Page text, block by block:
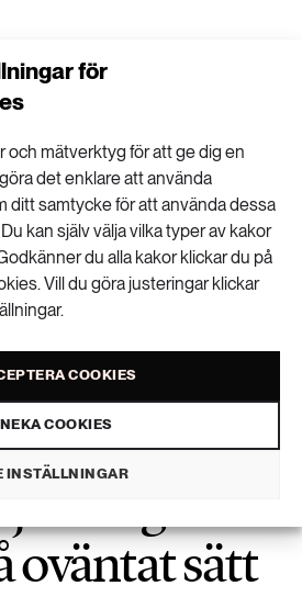
för
och mätverktyg för att ge dig en
det enklare att använda
ditt samtycke för att använda dessa
kan själv välja vilka typer av kakor
du alla kakor klickar du på
Vill du göra justeringar klickar
COOKIES
NEKA COOKIES
INSTÄLLNINGAR
att kalhugga brandskadade
olja, diesel och bensin som ett
kan ge
oväntat sätt